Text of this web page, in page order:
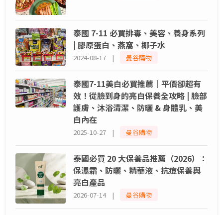
泰國 7-11 必買排毒、美容、養身系列
| 膠原蛋白、燕窩、椰子水
2024-08-17 | 曼谷購物
泰國7-11美白必買推薦｜平價卻超有
效！從臉到身的亮白保養全攻略 | 臉部
護膚、沐浴清潔、防曬 & 身體乳、美
白內在
2025-10-27 | 曼谷購物
泰國必買 20 大保養品推薦（2026）：
保濕霜、防曬、精華液、抗痘保養與
亮白產品
2026-07-14 | 曼谷購物